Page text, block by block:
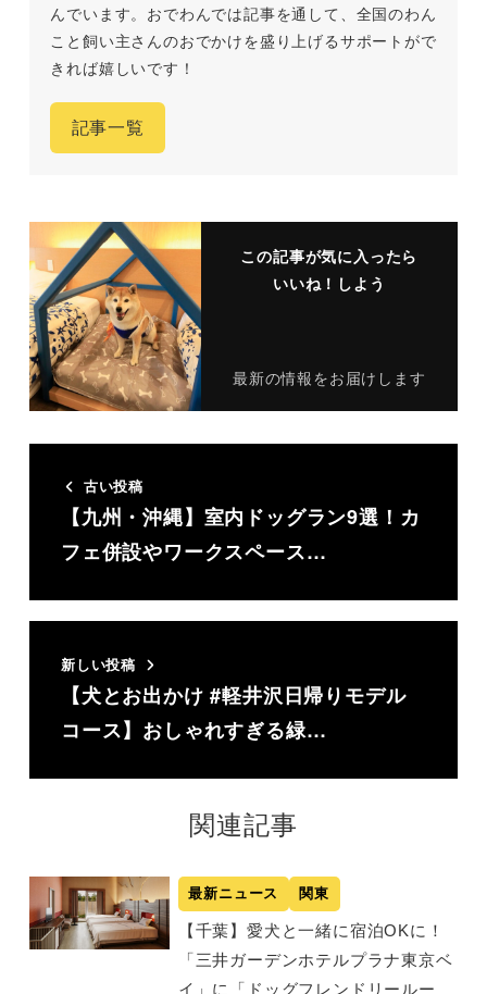
んでいます。おでわんでは記事を通して、全国のわん
こと飼い主さんのおでかけを盛り上げるサポートがで
きれば嬉しいです！
記事一覧
この記事が気に入ったら
いいね！しよう
最新の情報をお届けします
古い投稿
【九州・沖縄】室内ドッグラン9選！カ
フェ併設やワークスペース…
新しい投稿
【犬とお出かけ #軽井沢日帰りモデル
コース】おしゃれすぎる緑…
関連記事
最新ニュース 関東
【千葉】愛犬と一緒に宿泊OKに！
「三井ガーデンホテルプラナ東京ベ
イ」に「ドッグフレンドリールー